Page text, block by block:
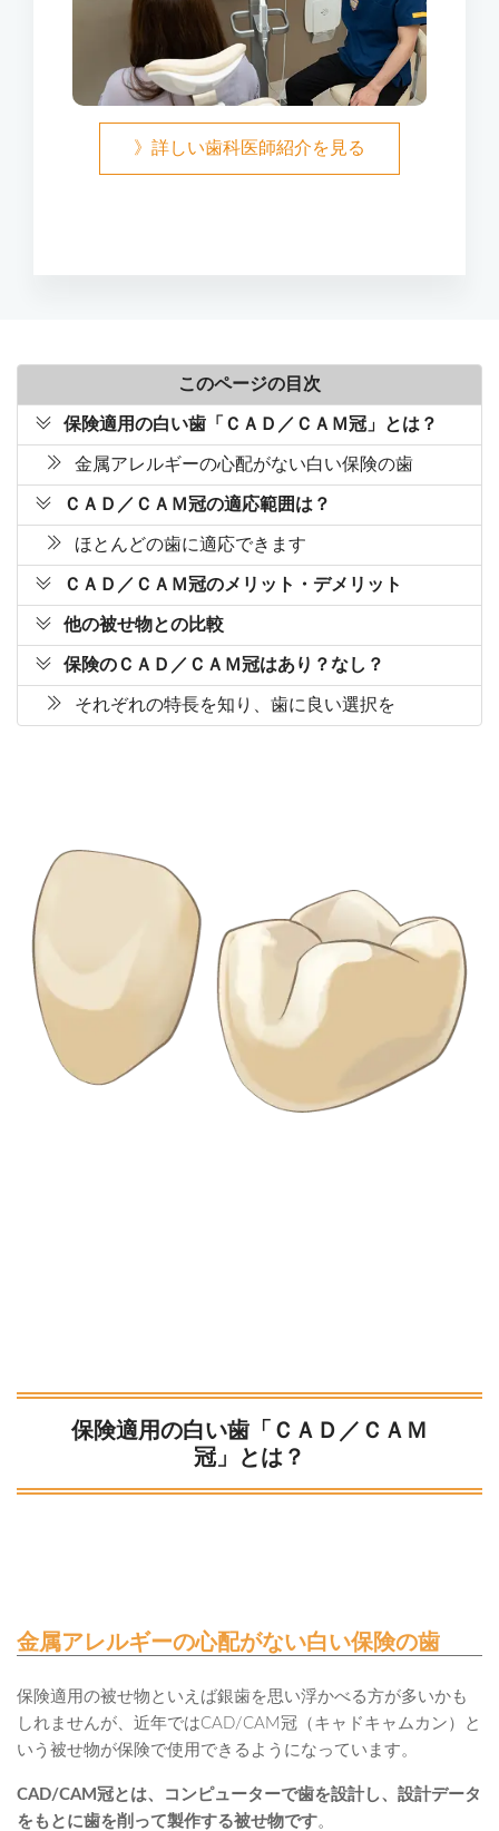
》詳しい歯科医師紹介を見る
このページの目次
保険適用の白い歯「ＣＡＤ／ＣＡＭ冠」とは？
金属アレルギーの心配がない白い保険の歯
ＣＡＤ／ＣＡＭ冠の適応範囲は？
ほとんどの歯に適応できます
ＣＡＤ／ＣＡＭ冠のメリット・デメリット
他の被せ物との比較
保険のＣＡＤ／ＣＡＭ冠はあり？なし？
それぞれの特長を知り、歯に良い選択を
保険適用の白い歯「ＣＡＤ／ＣＡＭ
冠」とは？
金属アレルギーの心配がない白い保険の歯
保険適用の被せ物といえば銀歯を思い浮かべる方が多いかも
しれませんが、近年ではCAD/CAM冠（キャドキャムカン）と
いう被せ物が保険で使用できるようになっています。
CAD/CAM冠とは、コンピューターで歯を設計し、設計データ
をもとに歯を削って製作する被せ物です。